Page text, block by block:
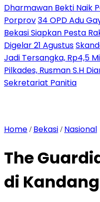
Dharmawan Bekti Naik
Porprov34 OPD Adu
Bekasi Siapkan Pesta
Digelar 21 Agustus
Jadi Tersangka, Rp4,5
Pilkades, Rusman S.H
Sekretariat Panitia
Home / Bekasi / Nasional
The
di Kandang